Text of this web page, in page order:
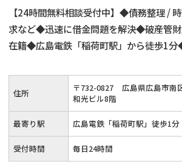
【24時間無料相談受付中】◆債務整理 /
求など◆迅速に借金問題を解決◆破産管
在籍◆広島電鉄「稲荷町駅」から徒歩1
に寄り添った対応◆弁護士費用に関して
い・分割払い可能）◆2016年の設立以来
解決
住所 〒732-0827
広島県広島市南
和光ビル8階
最寄り駅 広島電鉄「稲荷町駅」徒歩1分
受付時間 毎日24時間